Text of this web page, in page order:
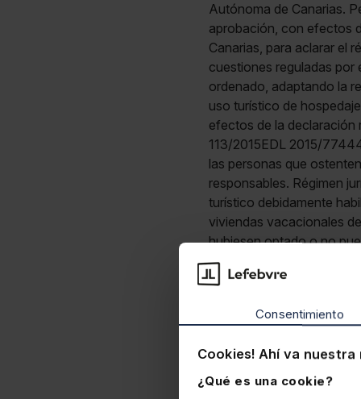
Consentimiento
Cookies! Ahí va nuestra
¿Qué es una cookie?
Autónoma de Canarias.
aprobación, con efectos
Canarias, para aclarar el
cuestiones reguladas por
ordenado, adaptando la
uso turístico de
efectos de la declaración
113/2015EDL 2015/
las personas que
responsables. Régimen
turístico debidamente
viviendas vacacionales
hubiesen optado o no
Canarias 6/2025,
inferior rango se
2015/77444) que se